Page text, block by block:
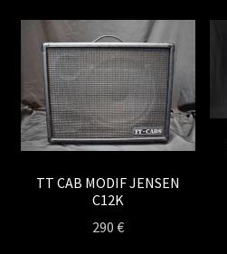
TT CAB MODIF JENSEN
C12K
290 €